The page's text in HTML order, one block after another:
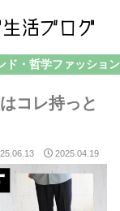
ド・哲学ファッション
コレ持っと
2025.04.19